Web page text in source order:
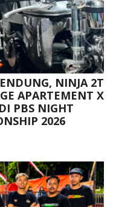
NINJA 2T
APARTEMENT X
PBS NIGHT
2026